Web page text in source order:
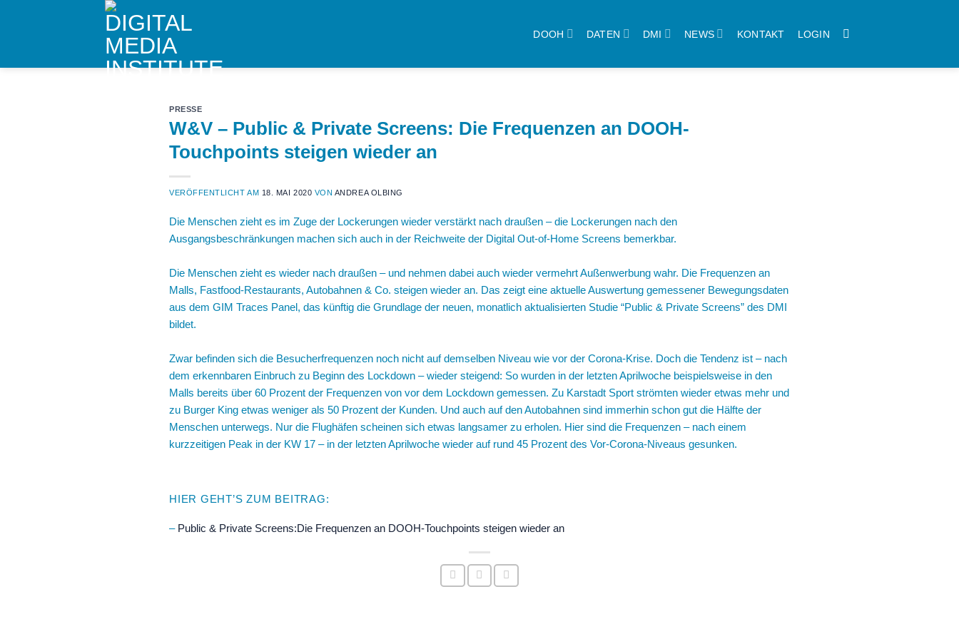
DOOH DATEN DMI NEWS KONTAKT LOGIN
PRESSE
W&V – Public & Private Screens: Die Frequenzen an DOOH-
Touchpoints steigen wieder an
VERÖFFENTLICHT AM 18. MAI 2020 VON ANDREA OLBING
Die Menschen zieht es im Zuge der Lockerungen wieder verstärkt nach draußen – die Lockerungen nach den
Ausgangsbeschränkungen machen sich auch in der Reichweite der Digital Out-of-Home Screens bemerkbar.
Die Menschen zieht es wieder nach draußen – und nehmen dabei auch wieder vermehrt Außenwerbung wahr. Die Frequenzen an
Malls, Fastfood-Restaurants, Autobahnen & Co. steigen wieder an. Das zeigt eine aktuelle Auswertung gemessener Bewegungsdaten
aus dem GIM Traces Panel, das künftig die Grundlage der neuen, monatlich aktualisierten Studie “Public & Private Screens” des DMI
bildet.
Zwar befinden sich die Besucherfrequenzen noch nicht auf demselben Niveau wie vor der Corona-Krise. Doch die Tendenz ist – nach
dem erkennbaren Einbruch zu Beginn des Lockdown – wieder steigend: So wurden in der letzten Aprilwoche beispielsweise in den
Malls bereits über 60 Prozent der Frequenzen von vor dem Lockdown gemessen. Zu Karstadt Sport strömten wieder etwas mehr und
zu Burger King etwas weniger als 50 Prozent der Kunden. Und auch auf den Autobahnen sind immerhin schon gut die Hälfte der
Menschen unterwegs. Nur die Flughäfen scheinen sich etwas langsamer zu erholen. Hier sind die Frequenzen – nach einem
kurzzeitigen Peak in der KW 17 – in der letzten Aprilwoche wieder auf rund 45 Prozent des Vor-Corona-Niveaus gesunken.
HIER GEHT’S ZUM BEITRAG:
– Public & Private Screens:Die Frequenzen an DOOH-Touchpoints steigen wieder an